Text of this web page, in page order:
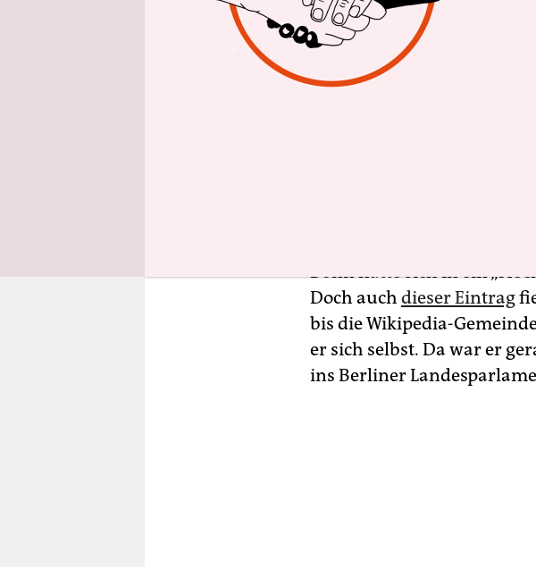
meldete Christopher
Christopher Lauer. Das
bevor er Pirat wurde.
und arbeitete nach
Öffentlichkeitsarbeit“
Keine zwei Monate nach
Sommer 2009 war aus
Bonn hatte sich in ein
Doch auch dieser Eintrag
bis die Wikipedia-
er sich selbst. Da war er
ins Berliner